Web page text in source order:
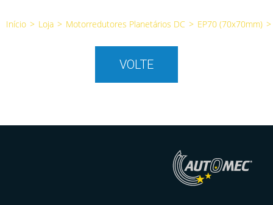
Início > Loja > Motorredutores Planetários DC > EP70 (70x70mm) >
VOLTE